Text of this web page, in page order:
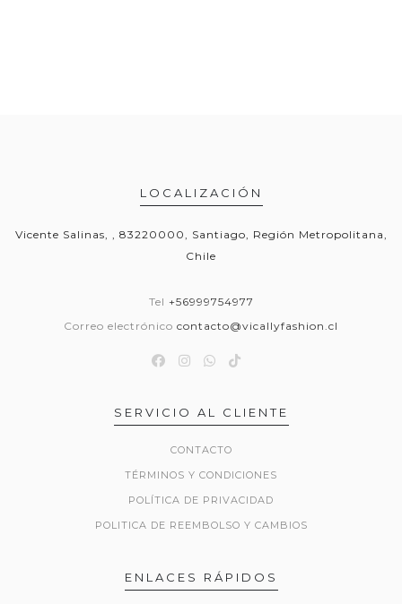
LOCALIZACIÓN
Vicente Salinas, , 83220000, Santiago, Región Metropolitana,
Chile
Tel +56999754977
Correo electrónico contacto@vicallyfashion.cl
SERVICIO AL CLIENTE
CONTACTO
TÉRMINOS Y CONDICIONES
POLÍTICA DE PRIVACIDAD
POLITICA DE REEMBOLSO Y CAMBIOS
ENLACES RÁPIDOS